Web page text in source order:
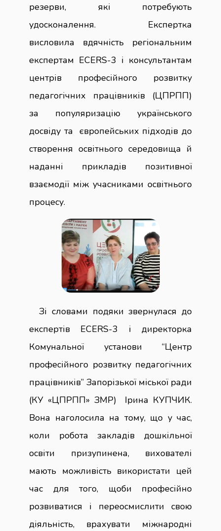
резерви, які потребують
удосконалення. Експертка
висловила вдячність регіональним
експертам ECERS-3 і консультантам
центрів професійного розвитку
педагогічних працівників (ЦПРПП)
за популяризацію українського
досвіду та європейських підходів до
створення освітнього середовища й
наданні прикладів позитивної
взаємодії між учасниками освітнього
процесу.
Зі словами подяки звернулася до
експертів ECERS-3 і директорка
Комунальної установи “Центр
професійного розвитку педагогічних
працівників” Запорізької міської ради
(КУ «ЦПРПП» ЗМР) Ірина КУПЧИК.
Вона наголосила на тому, що у час,
коли робота закладів дошкільної
освіти призупинена, вихователі
мають можливість використати цей
час для того, щоби професійно
розвиватися і переосмислити свою
діяльність, врахувати міжнародні